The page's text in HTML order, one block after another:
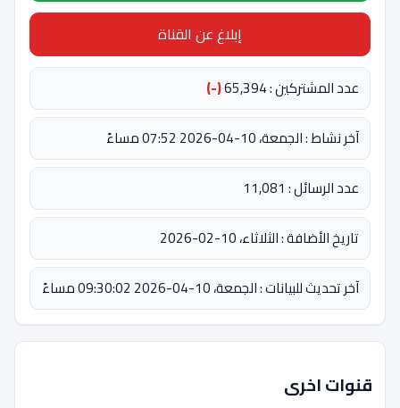
إبلاغ عن القناة
عدد المشتركين : 65,394
(-)
آخر نشاط : الجمعة، 10-04-2026 07:52 مساءً
عدد الرسائل : 11,081
تاريخ الأضافة : الثلاثاء، 10-02-2026
آخر تحديث للبيانات : الجمعة، 10-04-2026 09:30:02 مساءً
قنوات اخرى